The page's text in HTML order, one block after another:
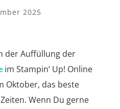
2025
der Auffüllung der
im Stampin‘ Up! Online
Oktober, das beste
Wenn Du gerne